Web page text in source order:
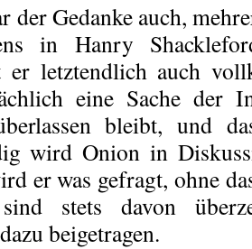
der Gedanke auch,
in Hanry
letztendlich auch
eine Sache der
bleibt, und
wird Onion in
er was gefragt, ohne
stets davon
beigetragen.